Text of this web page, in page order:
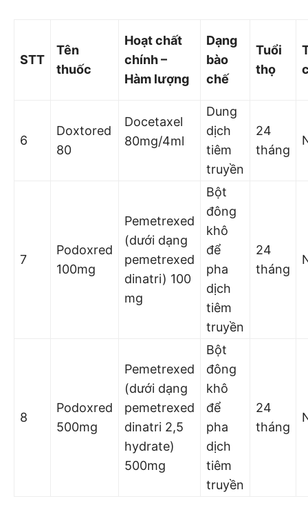
STT
Tên
thuốc
Hoạt chất
chính –
Hàm lượng
Dạng
bào
chế
Tuổi
thọ
6
Doxtored
80
Docetaxel
80mg/4ml
Dung
dịch
tiêm
truyền
24
tháng
7
Podoxred
100mg
Pemetrexed
(dưới dạng
pemetrexed
dinatri) 100
mg
Bột
đông
khô
để
pha
dịch
tiêm
truyền
24
tháng
8
Podoxred
500mg
Pemetrexed
(dưới dạng
pemetrexed
dinatri 2,5
hydrate)
500mg
Bột
đông
khô
để
pha
dịch
tiêm
truyền
24
tháng